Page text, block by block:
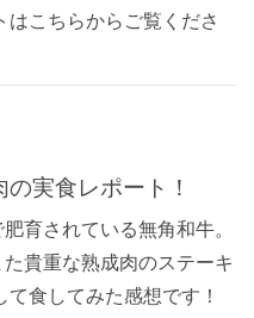
こちらからご覧くださ
の実食レポート！
育されている無角和牛。
貴重な熟成肉のステーキ
食してみた感想です！